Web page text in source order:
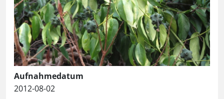
Aufnahmedatum
2012-08-02